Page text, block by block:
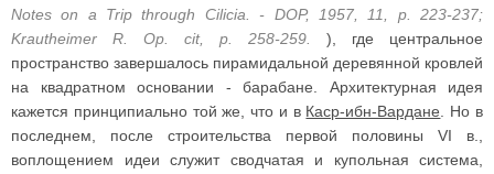
Notes on a Trip through Cilicia. - DOP, 1957, 11, p. 223-237;
Krautheimer R. Op. cit, p. 258-259.
), где центральное
пространство завершалось пирамидальной деревянной кровлей
на квадратном основании - барабане. Архитектурная идея
кажется принципиально той же, что и в Каср-ибн-Вардане . Но в
последнем, после строительства первой половины VI в.,
воплощением идеи служит сводчатая и купольная система,